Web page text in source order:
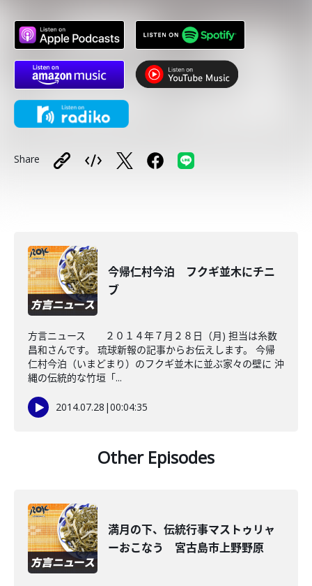
Share
今帰仁村今泊 フクギ並木にチニ
ブ
方言ニュース ２０１４年７月２８日（月) 担当は糸数
昌和さんです。 琉球新報の記事からお伝えします。 今帰
仁村今泊（いまどまり）のフクギ並木に並ぶ家々の壁に 沖
縄の伝統的な竹垣「...
2014.07.28 |00:04:35
Other Episodes
満月の下、伝統行事マストゥリャ
ーおこなう 宮古島市上野野原